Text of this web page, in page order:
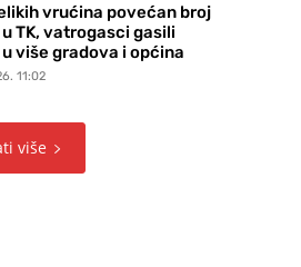
vrućina povećan broj
TK, vatrogasci gasili
više gradova i općina
11:02
više